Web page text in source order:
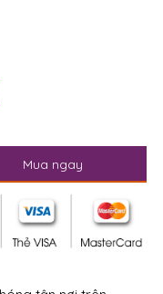
Mua ngay